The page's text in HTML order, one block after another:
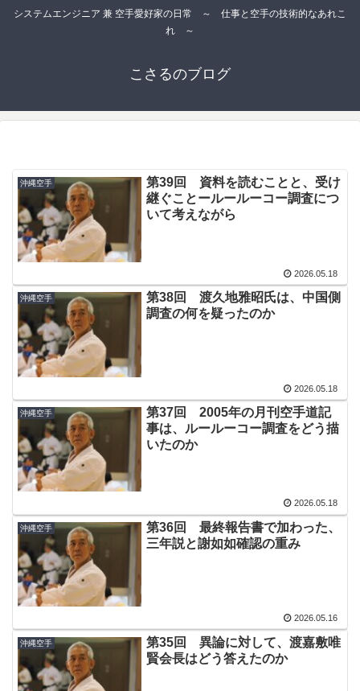
システムエンジニア 兼 空手愛好家の日常 ～ 仕事と空手の技術的なあれこ
れ ～
こさるのブログ
沖縄空手
第39回 資料を読むことと、受け
継ぐことールールーコー調査につ
いて考えながら
2026.05.18
沖縄空手
第38回 渡久地雅昭氏は、中国側
調査の何を疑ったのか
2026.05.18
沖縄空手
第37回 2005年の月刊空手道記
事は、ルールーコー調査をどう描
いたのか
2026.05.18
沖縄空手
第36回 最終報告書で加わった、
三年説と謝如如確認の重み
2026.05.16
沖縄空手
第35回 異論に対して、渡嘉敷唯
賢会長はどう答えたのか